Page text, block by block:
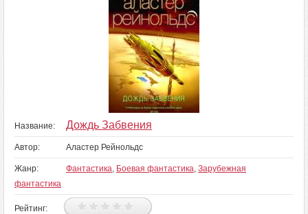
Название: Дождь Забвения
Автор: Аластер Рейнольдс
Жанр: Фантастика, Боевая фантастика, Зарубежная
фантастика
Рейтинг: